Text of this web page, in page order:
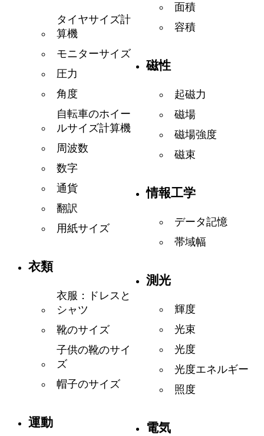
タイヤサイズ計
算機
モニターサイズ
圧力
角度
自転車のホイー
ルサイズ計算機
周波数
数字
通貨
翻訳
用紙サイズ
衣類
衣服：ドレスと
シャツ
靴のサイズ
子供の靴のサイ
ズ
帽子のサイズ
運動
面積
容積
磁性
起磁力
磁場
磁場強度
磁束
情報工学
データ記憶
帯域幅
測光
輝度
光束
光度
光度エネルギー
照度
電気